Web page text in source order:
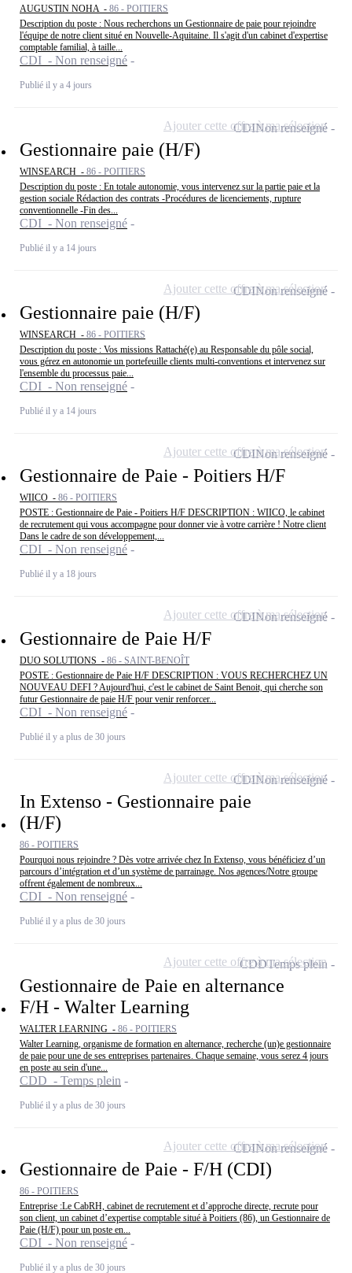
AUGUSTIN NOHA - 86 - POITIERS
Description du poste : Nous recherchons un Gestionnaire de paie pour rejoindre
l'équipe de notre client situé en Nouvelle-Aquitaine. Il s'agit d'un cabinet d'expertise
comptable familial, à taille...
CDI - Non renseigné
Publié il y a 4 jours
Gestionnaire paie (H/F)
WINSEARCH - 86 - POITIERS
Description du poste : En totale autonomie, vous intervenez sur la partie paie et la
gestion sociale Rédaction des contrats -Procédures de licenciements, rupture
conventionnelle -Fin des...
CDI - Non renseigné
Publié il y a 14 jours
CDINon renseigné
Ajouter cette offre à ma sélection
Gestionnaire paie (H/F)
WINSEARCH - 86 - POITIERS
Description du poste : Vos missions Rattaché(e) au Responsable du pôle social,
vous gérez en autonomie un portefeuille clients multi-conventions et intervenez sur
l'ensemble du processus paie...
CDI - Non renseigné
Publié il y a 14 jours
CDINon renseigné
Ajouter cette offre à ma sélection
Gestionnaire de Paie - Poitiers H/F
WIICO - 86 - POITIERS
POSTE : Gestionnaire de Paie - Poitiers H/F DESCRIPTION : WIICO, le cabinet
de recrutement qui vous accompagne pour donner vie à votre carrière ! Notre client
Dans le cadre de son développement,...
CDI - Non renseigné
Publié il y a 18 jours
CDINon renseigné
Ajouter cette offre à ma sélection
Gestionnaire de Paie H/F
DUO SOLUTIONS - 86 - SAINT-BENOÎT
POSTE : Gestionnaire de Paie H/F DESCRIPTION : VOUS RECHERCHEZ UN
NOUVEAU DEFI ? Aujourd'hui, c'est le cabinet de Saint Benoit, qui cherche son
futur Gestionnaire de paie H/F pour venir renforcer...
CDI - Non renseigné
Publié il y a plus de 30 jours
CDINon renseigné
Ajouter cette offre à ma sélection
In Extenso - Gestionnaire paie
(H/F)
86 - POITIERS
Pourquoi nous rejoindre ? Dès votre arrivée chez In Extenso, vous bénéficiez d’un
parcours d’intégration et d’un système de parrainage. Nos agences/Notre groupe
offrent également de nombreux...
CDI - Non renseigné
Publié il y a plus de 30 jours
CDINon renseigné
Ajouter cette offre à ma sélection
Gestionnaire de Paie en alternance
F/H - Walter Learning
WALTER LEARNING - 86 - POITIERS
Walter Learning, organisme de formation en alternance, recherche (un)e gestionnaire
de paie pour une de ses entreprises partenaires. Chaque semaine, vous serez 4 jours
en poste au sein d'une...
CDD - Temps plein
Publié il y a plus de 30 jours
CDDTemps plein
Ajouter cette offre à ma sélection
Gestionnaire de Paie - F/H (CDI)
86 - POITIERS
Entreprise :Le CabRH, cabinet de recrutement et d’approche directe, recrute pour
son client, un cabinet d’expertise comptable situé à Poitiers (86), un Gestionnaire de
Paie (H/F) pour un poste en...
CDI - Non renseigné
Publié il y a plus de 30 jours
CDINon renseigné
Ajouter cette offre à ma sélection